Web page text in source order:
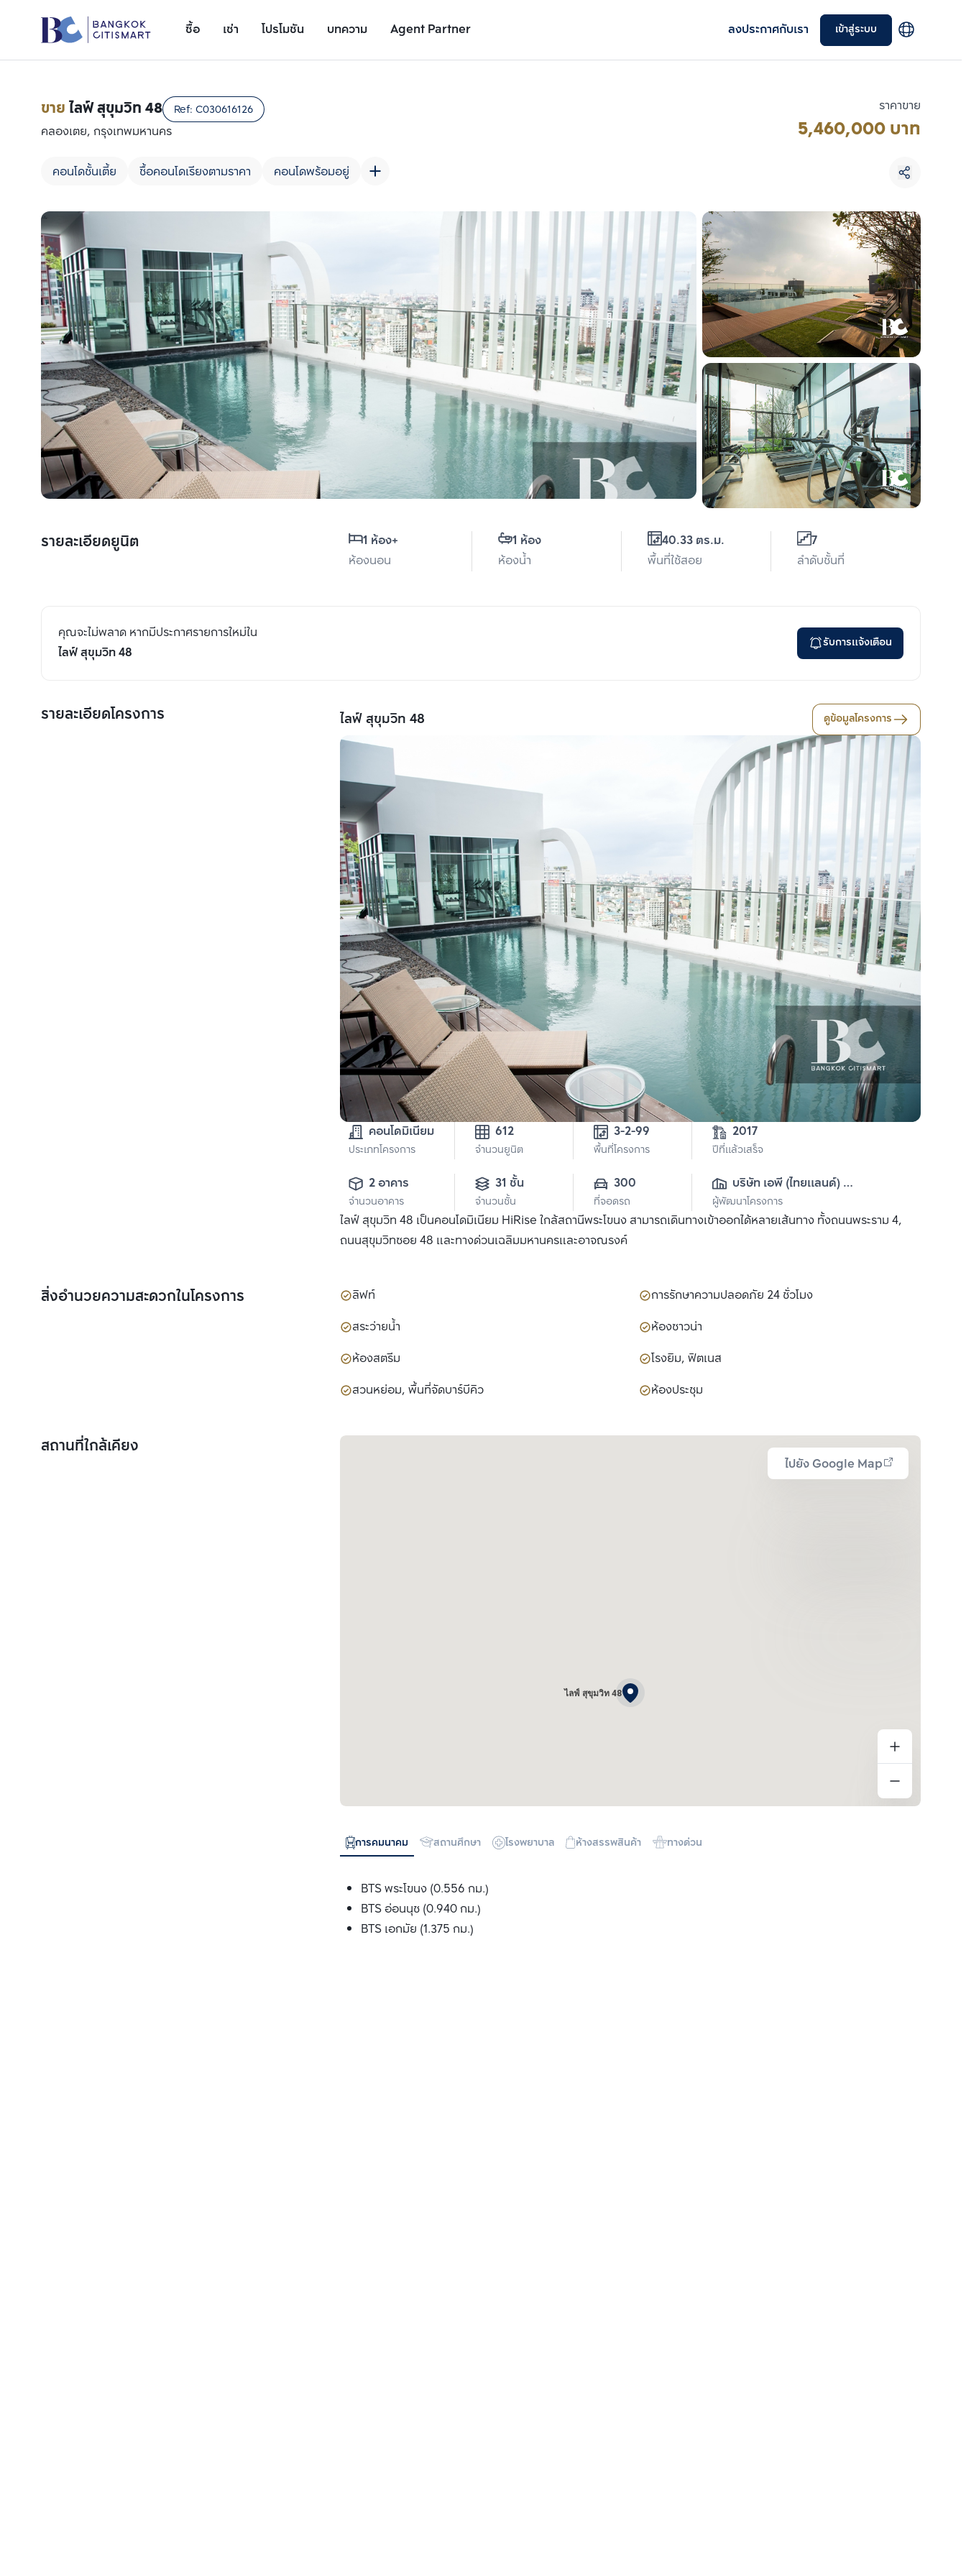
ซื้อ เช่า โปรโมชัน บทความ Agent Partner ลงประกาศกับเรา เข้าสู่ระบบ
รายละเอียดยูนิต
ขายไลฟ์ สุขุมวิท 48 Ref: C030616126
คลองเตย, กรุงเทพมหานคร
คอนโดชั้นเตี้ย ซื้อคอนโดเรียงตามราคา คอนโดพร้อมอยู่
ราคาขาย
5,460,000 บาท
รายละเอียดยูนิต 1 ห้อง+
ห้องนอน
1 ห้อง
ห้องน้ำ
40.33 ตร.ม.
พื้นที่ใช้สอย
7
ลำดับชั้นที่
คุณจะไม่พลาด หากมีประกาศรายการใหม่ใน
ไลฟ์ สุขุมวิท 48
รับการแจ้งเตือน
รายละเอียดโครงการ ไลฟ์ สุขุมวิท 48 ดูข้อมูลโครงการ
คอนโดมิเนียม
ประเภทโครงการ
612
จำนวนยูนิต พื้นที่โครงการ
2017
ปีที่แล้วเสร็จ
2 อาคาร
จำนวนอาคาร
31 ชั้น
จำนวนชั้น
300
ที่จอดรถ
บริษัท เอพี (ไทยแลนด์)
จำกัด(มหาชน)
ผู้พัฒนาโครงการ
ไลฟ์ สุขุมวิท 48 เป็นคอนโดมิเนียม HiRise ใกล้สถานีพระโขนง สามารถเดินทางเข้าออกได้หลายเส้นทาง ทั้งถนนพระราม 4,
ถนนสุขุมวิทซอย 48 และทางด่วนเฉลิมมหานครและอาจณรงค์
สิ่งอำนวยความสะดวกในโครงการ ลิฟท์
การรักษาความปลอดภัย 24 ชั่วโมง
สระว่ายน้ำ
ห้องซาวน่า
ห้องสตรีม
โรงยิม, ฟิตเนส
สวนหย่อม, พื้นที่จัดบาร์บีคิว
ห้องประชุม
สถานที่ใกล้เคียง
ไปยัง Google Map
ไลฟ์ สุขุมวิท 48
การคมนาคม สถานศึกษา โรงพยาบาล ห้างสรรพสินค้า ทางด่วน
BTS พระโขนง (0.556 กม.)
BTS อ่อนนุช (0.940 กม.)
BTS เอกมัย (1.375 กม.)
เพิ่มยูนิตเปรียบเทียบ
รายการที่ 1
เลือกยูนิตเพื่อเปรียบเทียบ
เลือกได้สูงสุด 3 รายการ
เปรียบเทียบ
ลบทั้งหมด